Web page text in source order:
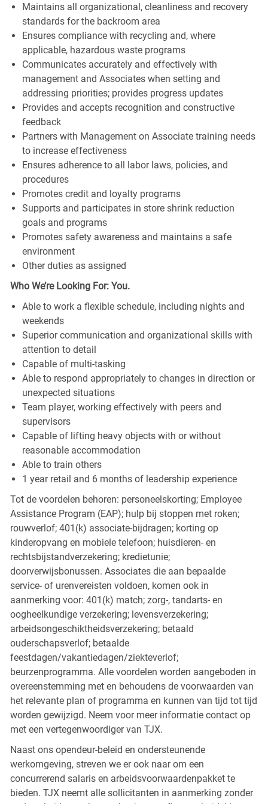
Maintains all organizational, cleanliness and recovery
standards for the backroom area
Ensures compliance with recycling and, where
applicable, hazardous waste programs
Communicates accurately and effectively with
management and Associates when setting and
addressing priorities; provides progress updates
Provides and accepts recognition and constructive
feedback
Partners with Management on Associate training needs
to increase effectiveness
Ensures adherence to all labor laws, policies, and
procedures
Promotes credit and loyalty programs
Supports and participates in store shrink reduction
goals and programs
Promotes safety awareness and maintains a safe
environment
Other duties as assigned
Who We’re Looking For: You.
Able to work a flexible schedule, including nights and
weekends
Superior communication and organizational skills with
attention to detail
Capable of multi-tasking
Able to respond appropriately to changes in direction or
unexpected situations
Team player, working effectively with peers and
supervisors
Capable of lifting heavy objects with or without
reasonable accommodation
Able to train others
1 year retail and 6 months of leadership experience
Tot de voordelen behoren: personeelskorting; Employee
Assistance Program (EAP); hulp bij stoppen met roken;
rouwverlof; 401(k) associate-bijdragen; korting op
kinderopvang en mobiele telefoon; huisdieren- en
rechtsbijstandverzekering; kredietunie;
doorverwijsbonussen. Associates die aan bepaalde
service- of urenvereisten voldoen, komen ook in
aanmerking voor: 401(k) match; zorg-, tandarts- en
oogheelkundige verzekering; levensverzekering;
arbeidsongeschiktheidsverzekering; betaald
ouderschapsverlof; betaalde
feestdagen/vakantiedagen/ziekteverlof;
beurzenprogramma. Alle voordelen worden aangeboden in
overeenstemming met en behoudens de voorwaarden van
het relevante plan of programma en kunnen van tijd tot tijd
worden gewijzigd. Neem voor meer informatie contact op
met een vertegenwoordiger van TJX.
Naast ons opendeur-beleid en ondersteunende
werkomgeving, streven we er ook naar om een
concurrerend salaris en arbeidsvoorwaardenpakket te
bieden. TJX neemt alle sollicitanten in aanmerking zonder